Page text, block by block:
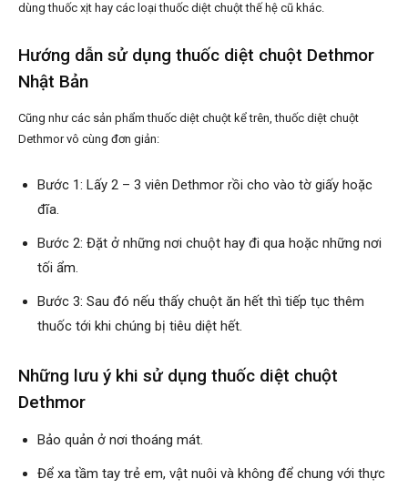
dùng thuốc xịt hay các loại thuốc diệt chuột thế hệ cũ khác.
Hướng dẫn sử dụng thuốc diệt chuột Dethmor
Nhật Bản
Cũng như các sản phẩm thuốc diệt chuột kể trên, thuốc diệt chuột
Dethmor vô cùng đơn giản:
Bước 1: Lấy 2 – 3 viên Dethmor rồi cho vào tờ giấy hoặc
đĩa.
Bước 2: Đặt ở những nơi chuột hay đi qua hoặc những nơi
tối ẩm.
Bước 3: Sau đó nếu thấy chuột ăn hết thì tiếp tục thêm
thuốc tới khi chúng bị tiêu diệt hết.
Những lưu ý khi sử dụng thuốc diệt chuột
Dethmor
Bảo quản ở nơi thoáng mát.
Để xa tầm tay trẻ em, vật nuôi và không để chung với thực